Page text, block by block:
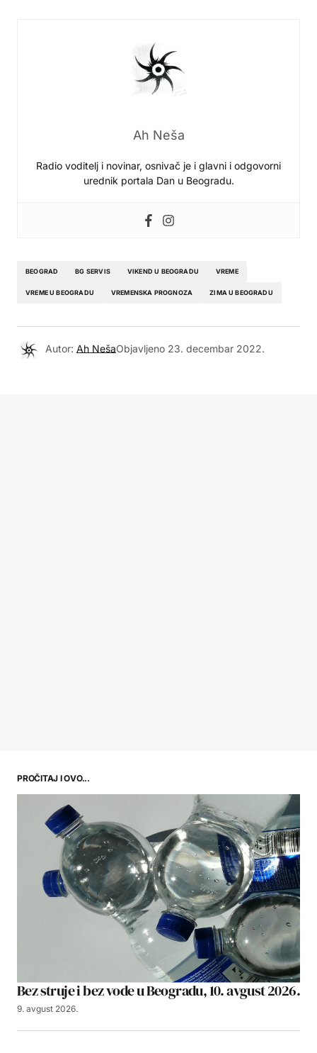
Ah Neša
Radio voditelj i novinar, osnivač je i glavni i odgovorni
urednik portala Dan u Beogradu.
BEOGRAD BG SERVIS VIKEND U BEOGRADU VREME
VREME U BEOGRADU VREMENSKA PROGNOZA ZIMA U BEOGRADU
Autor: Ah NešaObjavljeno 23. decembar 2022.
PROČITAJ I OVO...
Bez struje i bez vode u Beogradu, 10. avgust 2026.
9. avgust 2026.